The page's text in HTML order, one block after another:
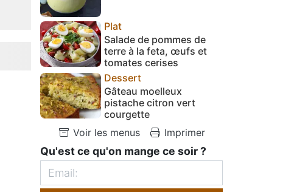
Plat
Salade de pommes de
terre à la feta, œufs et
tomates cerises
Dessert
Gâteau moelleux
pistache citron vert
courgette
Voir les menus
Imprimer
Qu'est ce qu'on mange ce soir ?